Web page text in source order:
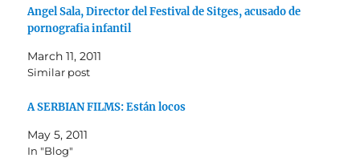
Angel Sala, Director del Festival de Sitges, acusado de
pornografia infantil
March 11, 2011
Similar post
A SERBIAN FILMS: Están locos
May 5, 2011
In "Blog"